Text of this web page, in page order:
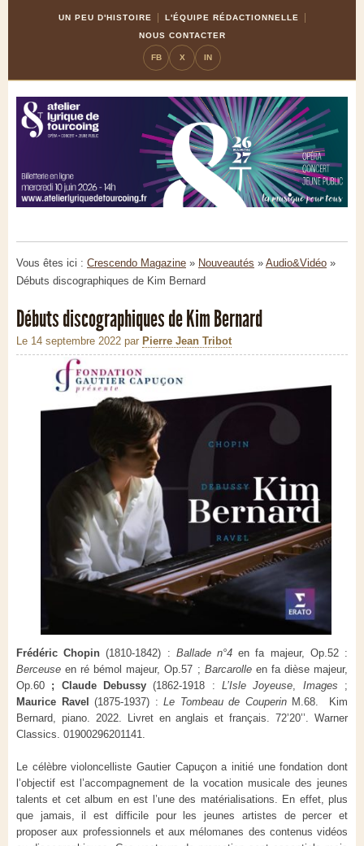
UN PEU D'HISTOIRE
L'ÉQUIPE RÉDACTIONNELLE
NOUS CONTACTER
FB X IN
Vous êtes ici : Crescendo Magazine » Nouveautés » Audio&Vidéo »
Débuts discographiques de Kim Bernard
Débuts discographiques de Kim Bernard
Le 14 septembre 2022 par Pierre Jean Tribot
Frédéric Chopin(1810-1842) : Ballade n°4en fa majeur, Op.52 :
Berceuse en ré bémol majeur, Op.57 ; Barcarolleen fa dièse majeur,
Op.60 ; Claude Debussy(1862-1918 :L’Isle Joyeuse Images ;
Maurice Ravel (1875-1937) : Le Tombeau de Couperin M.68. Kim
Bernard, piano. 2022. Livret en anglais et français. 72’20’’. Warner
Classics. 01900296201141.
Le célèbre violoncelliste Gautier Capuçon a initié une fondation dont
l’objectif est l’accompagnement de la vocation musicale des jeunes
talents et cet album en est l’une des matérialisations. En effet, plus
que jamais, il est difficile pour les jeunes artistes de percer et
proposer aux professionnels et aux mélomanes des contenus vidéos